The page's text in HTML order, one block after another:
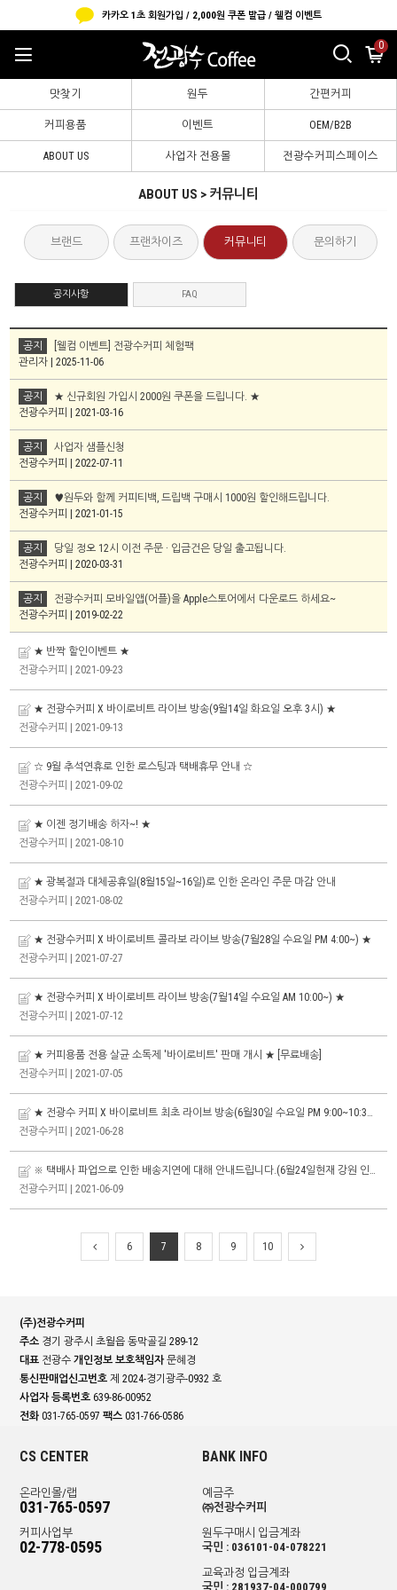
카카오 1초 회원가입 / 2,000원 쿠폰 발급 / 웰컴 이벤트
0
맛찾기 원두 간편커피
커피용품 이벤트 OEM/B2B
ABOUT US 사업자 전용몰 전광수커피스페이스
ABOUT US > 커뮤니티
브랜드 프랜차이즈 커뮤니티 문의하기
공지사항 FAQ
공지
[웰컴 이벤트] 전광수커피 체험팩
관리자 | 2025-11-06
공지
★ 신규회원 가입시 2000원 쿠폰을 드립니다. ★
전광수커피 | 2021-03-16
공지
사업자 샘플신청
전광수커피 | 2022-07-11
공지
♥원두와 함께 커피티백, 드립백 구매시 1000원 할인해드립니다.
전광수커피 | 2021-01-15
공지
당일 정오 12시 이전 주문 · 입금건은 당일 출고됩니다.
전광수커피 | 2020-03-31
공지
전광수커피 모바일앱(어플)을 Apple스토어에서 다운로드 하세요~
전광수커피 | 2019-02-22
★ 반짝 할인이벤트 ★
전광수커피
| 2021-09-23
★ 전광수커피 X 바이로비트 라이브 방송(9월14일 화요일 오후 3시) ★
전광수커피
| 2021-09-13
☆ 9월 추석연휴로 인한 로스팅과 택배휴무 안내 ☆
전광수커피
| 2021-09-02
★ 이젠 정기배송 하자~! ★
전광수커피
| 2021-08-10
★ 광복절과 대체공휴일(8월15일~16일)로 인한 온라인 주문 마감 안내
전광수커피
| 2021-08-02
★ 전광수커피 X 바이로비트 콜라보 라이브 방송(7월28일 수요일 PM 4:00~) ★
전광수커피
| 2021-07-27
★ 전광수커피 X 바이로비트 라이브 방송(7월14일 수요일 AM 10:00~) ★
전광수커피
| 2021-07-12
★ 커피용품 전용 살균 소독제 '바이로비트' 판매 개시 ★ [무료배송]
전광수커피
| 2021-07-05
★ 전광수 커피 X 바이로비트 최초 라이브 방송(6월30일 수요일 PM 9:00~10:30) ★
전광수커피
| 2021-06-28
※ 택배사 파업으로 인한 배송지연에 대해 안내드립니다.(6월24일현재 강원 인제군만 해당)
전광수커피
| 2021-06-09
6 7 8 9 10
(주)전광수커피
주소 경기 광주시 초월읍 동막골길 289-12
대표 전광수개인정보 보호책임자문혜경
통신판매업신고번호 제 2024-경기광주-0932 호
사업자 등록번호 639-86-00952
전화 031-765-0597팩스 031-766-0586
CS CENTER
온라인몰/랩
031-765-0597
커피사업부
02-778-0595
BANK INFO
예금주
㈜전광수커피
원두구매시 입금계좌
국민 : 036101-04-078221
교육과정 입금계좌
국민 : 281937-04-000799